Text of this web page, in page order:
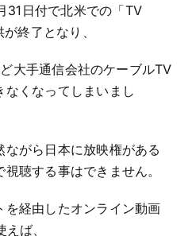
日付で北米での「TV
終了となり、
大手通信会社のケーブルTV
なくなってしまいまし
ながら日本に放映権がある
聴する事はできません。
を経由したオンライン動画
ば、